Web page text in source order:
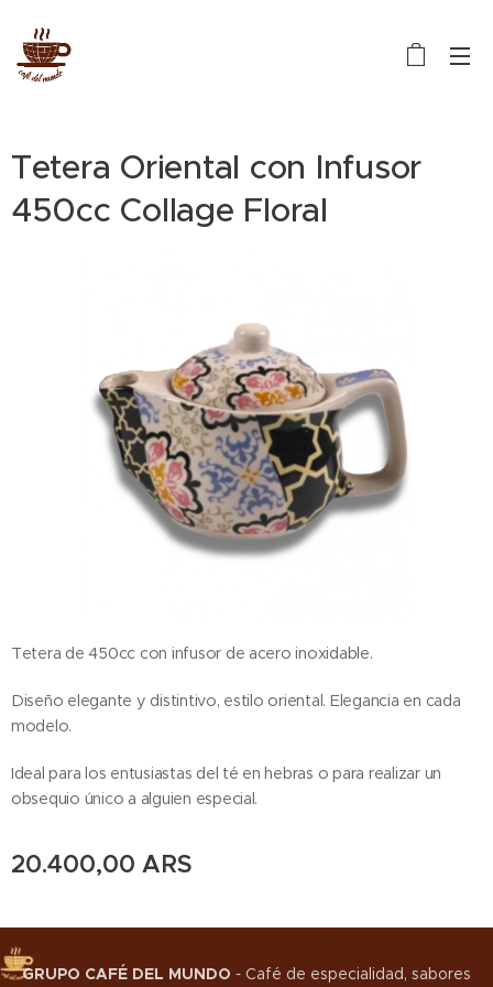
Tetera Oriental con Infusor
450cc Collage Floral
Tetera de 450cc con infusor de acero inoxidable.
Diseño elegante y distintivo, estilo oriental. Elegancia en cada
modelo.
Ideal para los entusiastas del té en hebras o para realizar un
obsequio único a alguien especial.
20.400,00 ARS
GRUPO CAFÉ DEL MUNDO - Café de especialidad, sabores